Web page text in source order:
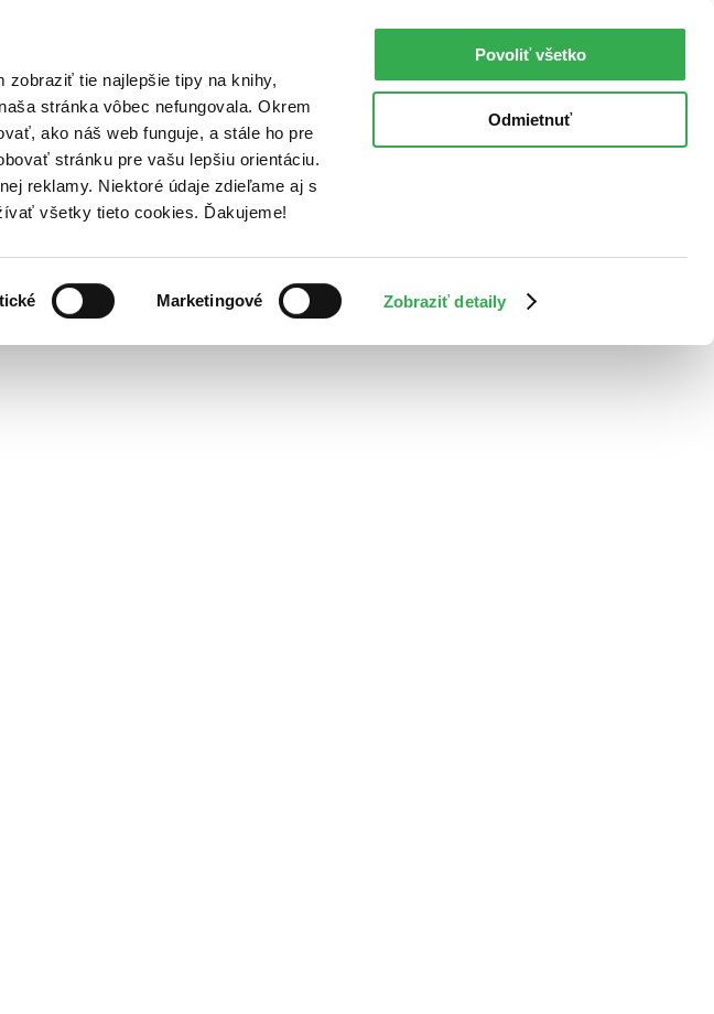
zobraziť tie najlepšie tipy na knihy,
stránka vôbec nefungovala. Okrem
ako náš web funguje, a stále ho pre
stránku pre vašu lepšiu orientáciu.
reklamy. Niektoré údaje zdieľame aj s
všetky tieto cookies. Ďakujeme!
Marketingové Zobraziť detaily
Povoliť všetko
Odmietnuť